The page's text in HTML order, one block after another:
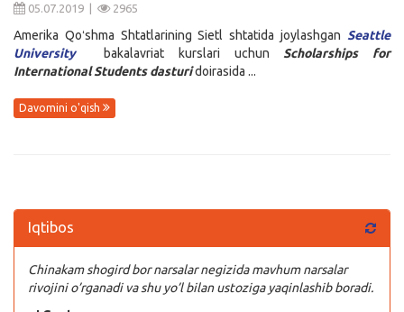
05.07.2019 | 2965
Amerika Qoʻshma Shtatlarining Sietl shtatida joylashgan Seattle
University
bakalavriat kurslari uchun Scholarships for
International Studentsdasturidoirasida ...
Davomini o'qish
Iqtibos
Chinakam shogird bor narsalar negizida mavhum narsalar
rivojini o’rganadi va shu yo’l bilan ustoziga yaqinlashib boradi.